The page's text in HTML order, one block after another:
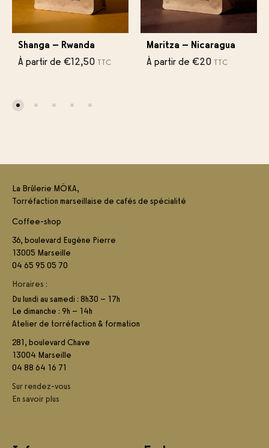
Shanga – Rwanda
À partir de €12,50 TTC
Maritza – Nicaragua
À partir de €20 TTC
La Brûlerie MÖKA,
Torréfaction marseillaise de cafés de spécialité
Coffee-shop
36, boulevard Eugène Pierre
13005 Marseille
04 65 95 05 70
Horaires :
Du lundi au samedi : 8h30 – 17h
Le dimanche : 9h – 14h
Atelier de torréfaction & formation
281, boulevard Chave
13004 Marseille
04 88 64 16 71
Sur rendez-vous
En savoir plus